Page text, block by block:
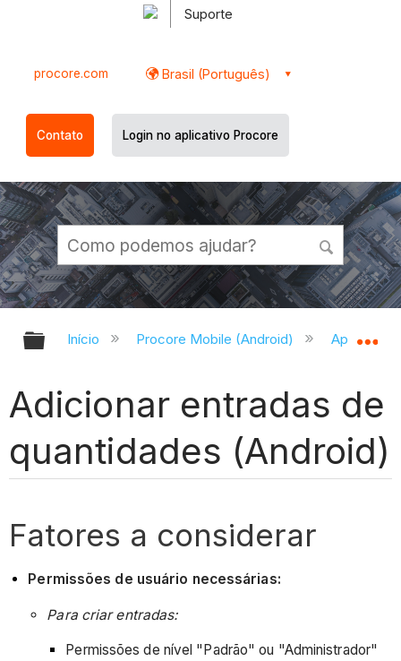
Suporte
procore.com Brasil (Português)
Contato Login no aplicativo Procore
Expandir/recolher hierarquia
Início Procore Mobile (Android) Aplicativo
Adicionar entradas de
quantidades (Android)
Fatores a considerar
Permissões de usuário necessárias:
Para criar entradas:
Permissões de nível "Padrão" ou "Administrador"